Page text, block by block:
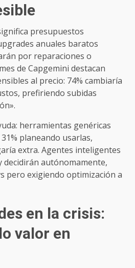
presupuestos
anuales baratos
por reparaciones o
de Capgemini destacan
al precio: 74% cambiaría
prefiriendo subidas
herramientas genéricas
planeando usarlas,
extra. Agentes inteligentes
decidirán autónomamente,
pero exigiendo optimización a
en la crisis:
valor en